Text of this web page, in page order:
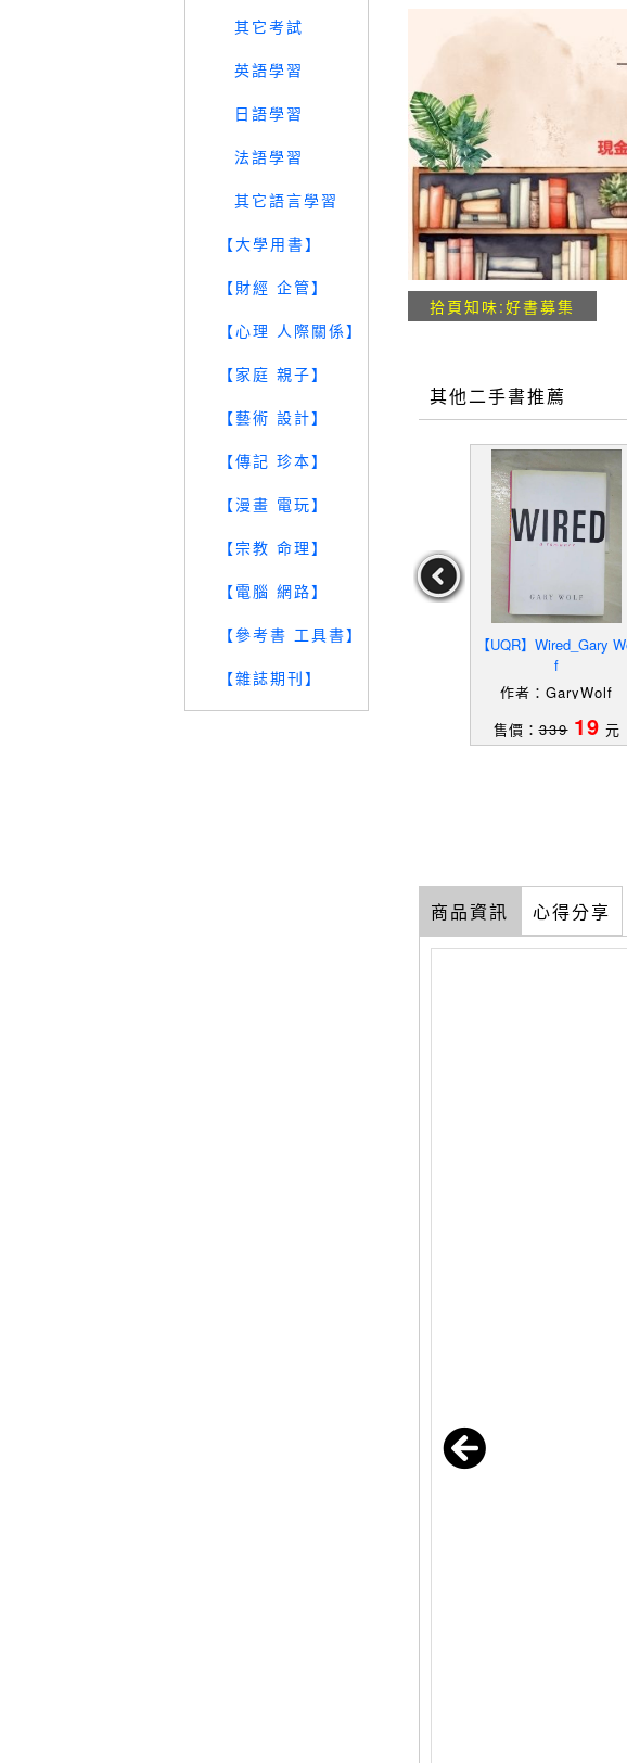
其它考試
英語學習
日語學習
法語學習
其它語言學習
【大學用書】
【財經 企管】
【心理 人際關係】
【家庭 親子】
【藝術 設計】
【傳記 珍本】
【漫畫 電玩】
【宗教 命理】
【電腦 網路】
【參考書 工具書】
【雜誌期刊】
拾頁知味:好書募集
其他二手書推薦
【SI3】行行重行行：協同
【SFI】懲罰與教育：以
【UQR】Wired_Gary
f
作者：GaryWolf
售價：339 19 元
商品資訊 心得分享